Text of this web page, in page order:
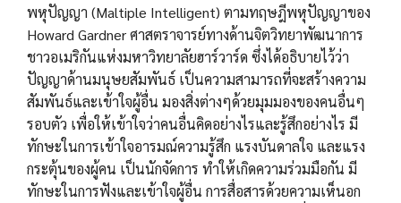
พหุปัญญา (Maltiple Intelligent) ตามทฤษฎีพหุปัญญาของ
Howard Gardner ศาสตราจารย์ทางด้านจิตวิทยาพัฒนาการ
ชาวอเมริกันแห่งมหาวิทยาลัยฮาร์วาร์ด ซึ่งได้อธิบายไว้ว่า
ปัญญาด้านมนุษยสัมพันธ์ เป็นความสามารถที่จะสร้างความ
สัมพันธ์และเข้าใจผู้อื่น มองสิ่งต่างๆด้วยมุมมองของคนอื่นๆ
รอบตัว เพื่อให้เข้าใจว่าคนอื่นคิดอย่างไรและรู้สึกอย่างไร มี
ทักษะในการเข้าใจอารมณ์ความรู้สึก แรงบันดาลใจ และแรง
กระตุ้นของผู้คน เป็นนักจัดการ ทำให้เกิดความร่วมมือกัน มี
ทักษะในการฟังและเข้าใจผู้อื่น การสื่อสารด้วยความเห็นอก